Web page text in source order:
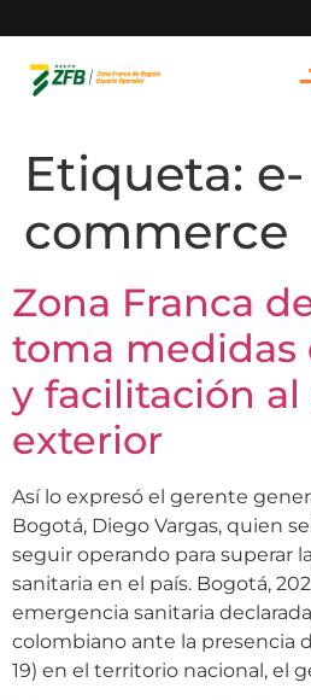
Etiqueta: e-
commerce
Zona Franca
toma medidas
y facilitación
exterior
Así lo expresó el gerente
Bogotá, Diego Vargas, quien
seguir operando para superar
sanitaria en el país. Bogotá,
emergencia sanitaria
colombiano ante la presencia
19) en el territorio nacional, el